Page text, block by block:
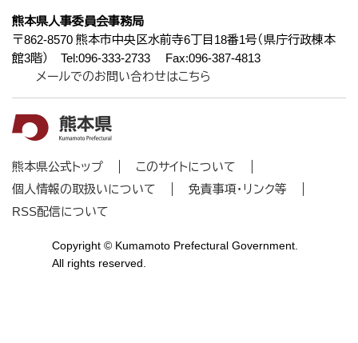
熊本県人事委員会事務局
〒862-8570 熊本市中央区水前寺6丁目18番1号（県庁行政棟本
館3階） Tel:096-333-2733 Fax:096-387-4813
メールでのお問い合わせはこちら
熊本県公式トップ
このサイトについて
個人情報の取扱いについて
免責事項・リンク等
RSS配信について
Copyright © Kumamoto Prefectural Government.
All rights reserved.